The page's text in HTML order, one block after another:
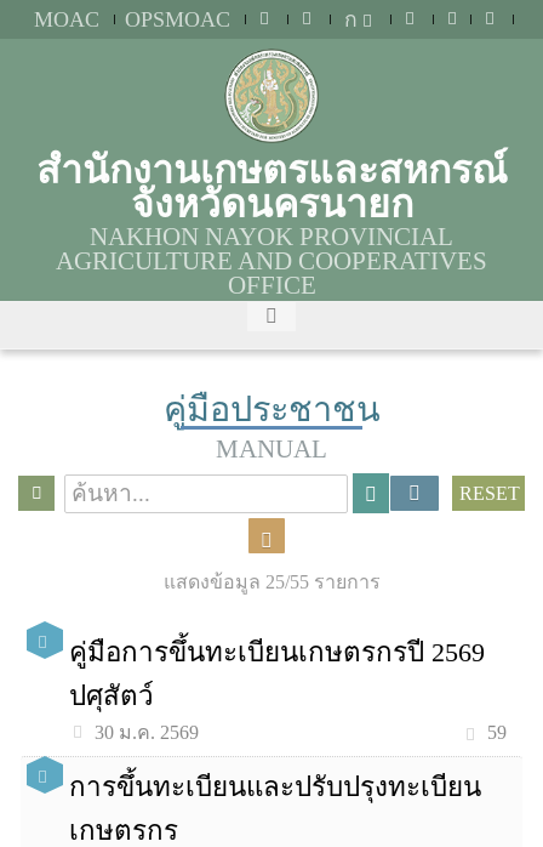
MOAC OPSMOAC ก
สำนักงานเกษตรและสหกรณ์
จังหวัดนครนายก
NAKHON NAYOK PROVINCIAL
AGRICULTURE AND COOPERATIVES
OFFICE
คู่มือประชาชน
MANUAL
RESET
แสดงข้อมูล 25/55 รายการ
คู่มือการขึ้นทะเบียนเกษตรกรปี 2569
ปศุสัตว์
30 ม.ค. 2569 59
การขึ้นทะเบียนและปรับปรุงทะเบียน
เกษตรกร